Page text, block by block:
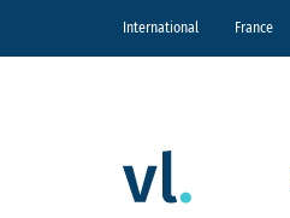
International France